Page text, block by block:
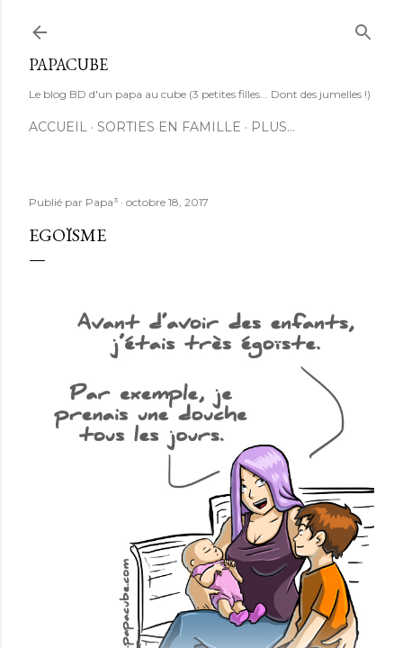
PAPACUBE
Le blog BD d'un papa au cube (3 petites filles... Dont des jumelles !)
ACCUEIL SORTIES EN FAMILLE PLUS…
Publié par Papa³ octobre 18, 2017
EGOÏSME